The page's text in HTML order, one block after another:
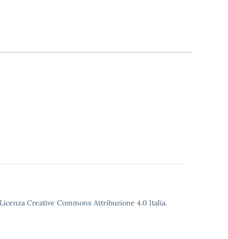
Creative Commons Attribuzione 4.0 Italia.